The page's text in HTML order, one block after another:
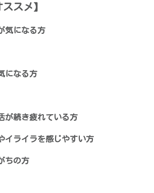
スメ】
気になる方
になる方
が続き疲れている方
イライラを感じやすい方
ちの方